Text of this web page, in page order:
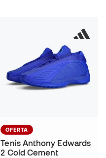
OFERTA
Tenis Anthony Edwards
2 Cold Cement